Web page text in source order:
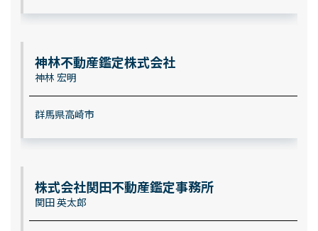
神林不動産鑑定株式会社
神林 宏明
群馬県高崎市
株式会社関田不動産鑑定事務所
関田 英太郎